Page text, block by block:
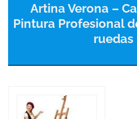
Artina Verona –
Pintura Profesional
ruedas